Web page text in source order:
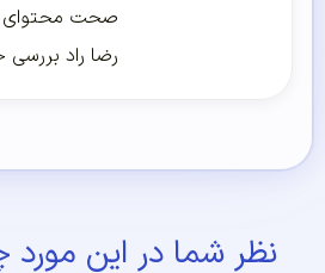
صحت محتوای
رضا راد
نظر شما در این مورد